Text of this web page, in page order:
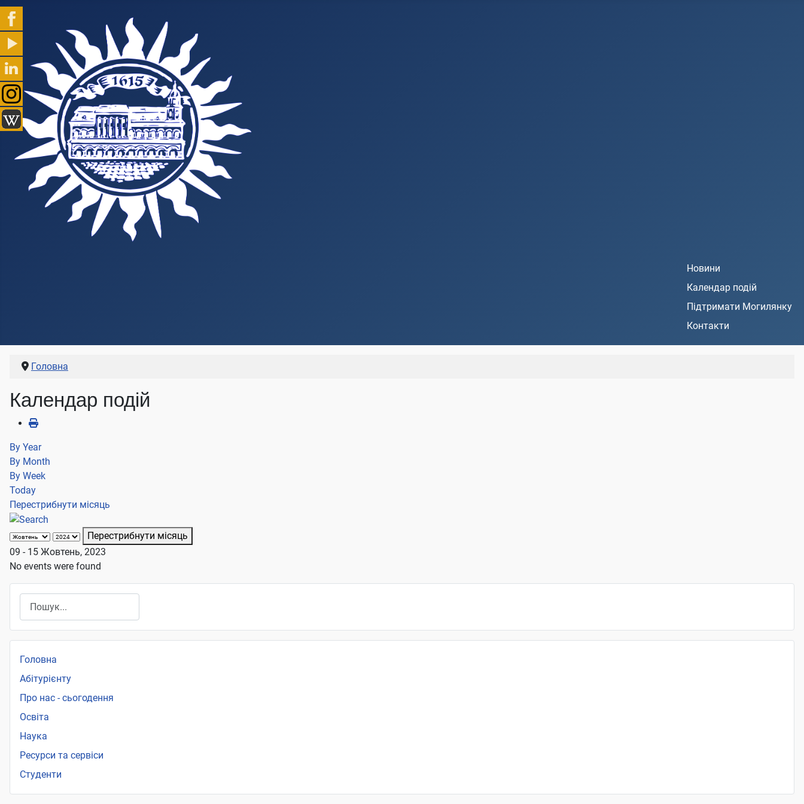
Новини
Календар подій
Підтримати Могилянку
Контакти
Головна
Календар подій
By Year
By Month
By Week
Today
Перестрибнути місяць
Перестрибнути місяць
09 - 15 Жовтень, 2023
No events were found
Головна
Абітурієнту
Про нас - сьогодення
Освіта
Наука
Ресурси та сервіси
Студенти